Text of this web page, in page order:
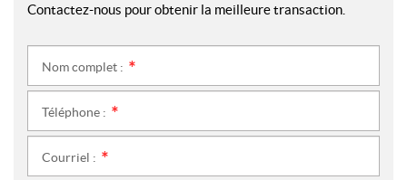
Contactez-nous pour obtenir la meilleure transaction.
Nom complet :
Téléphone :
Courriel :